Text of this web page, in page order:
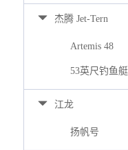
杰腾 Jet-Tern
Artemis 48
53英尺钓鱼艇
江龙
扬帆号